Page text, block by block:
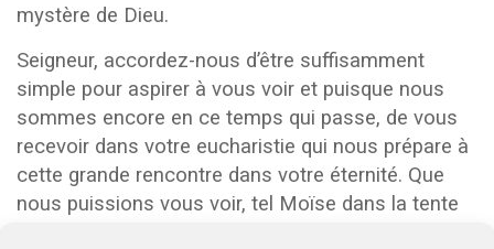
mystère de Dieu.
Seigneur, accordez-nous d’être suffisamment
simple pour aspirer à vous voir et puisque nous
sommes encore en ce temps qui passe, de vous
recevoir dans votre eucharistie qui nous prépare à
cette grande rencontre dans votre éternité. Que
nous puissions vous voir, tel Moïse dans la tente